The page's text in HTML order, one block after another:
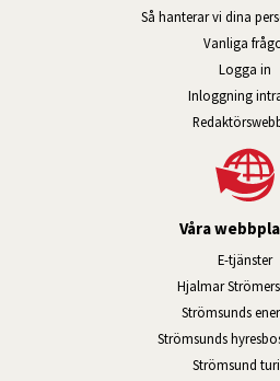
Så hanterar vi dina
Vanliga
Logga in
Inloggning
Våra
E-tjänster
Hjalmar
Strömsunds
Strömsunds
Strömsund